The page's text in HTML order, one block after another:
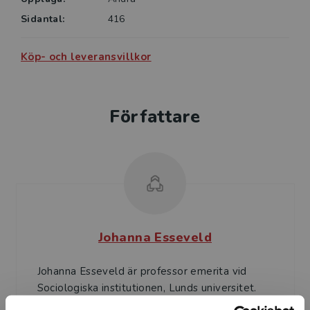
Sidantal:
416
Köp- och leveransvillkor
Författare
Johanna Esseveld
Johanna Esseveld är professor emerita vid
Sociologiska institutionen, Lunds universitet.